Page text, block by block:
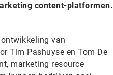
content-platformen.
van
Tim Pashuyse en Tom De
marketing resource